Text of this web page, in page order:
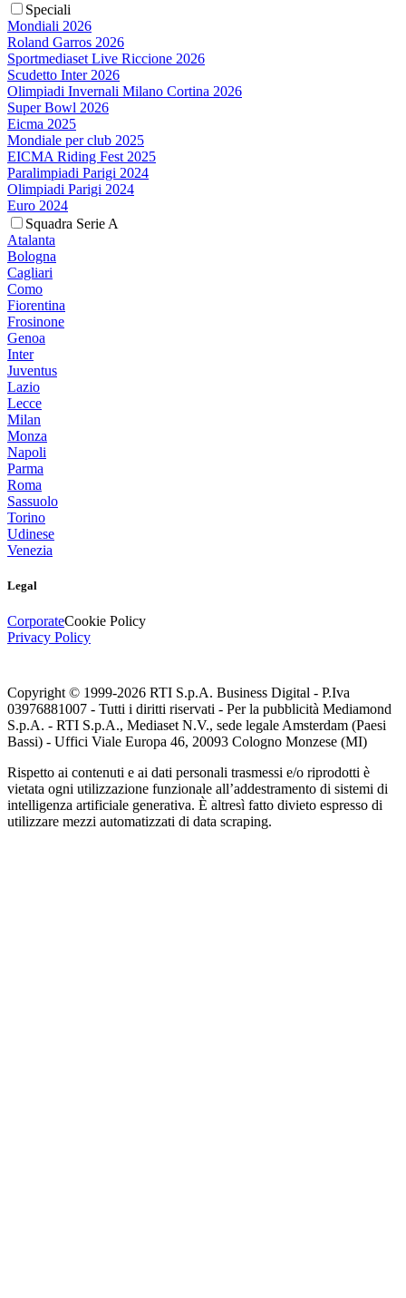
Speciali
Mondiali 2026
Roland Garros 2026
Sportmediaset Live Riccione 2026
Scudetto Inter 2026
Olimpiadi Invernali Milano Cortina 2026
Super Bowl 2026
Eicma 2025
Mondiale per club 2025
EICMA Riding Fest 2025
Paralimpiadi Parigi 2024
Olimpiadi Parigi 2024
Euro 2024
Squadra Serie A
Atalanta
Bologna
Cagliari
Como
Fiorentina
Frosinone
Genoa
Inter
Juventus
Lazio
Lecce
Milan
Monza
Napoli
Parma
Roma
Sassuolo
Torino
Udinese
Venezia
Legal
CorporateCookie Policy
Privacy Policy
Copyright © 1999-2026 RTI S.p.A. Business Digital - P.Iva
03976881007 - Tutti i diritti riservati - Per la pubblicità Mediamond
S.p.A. - RTI S.p.A., Mediaset N.V., sede legale Amsterdam (Paesi
Bassi) - Uffici Viale Europa 46, 20093 Cologno Monzese (MI)
Rispetto ai contenuti e ai dati personali trasmessi e/o riprodotti è
vietata ogni utilizzazione funzionale all’addestramento di sistemi di
intelligenza artificiale generativa. È altresì fatto divieto espresso di
utilizzare mezzi automatizzati di data scraping.